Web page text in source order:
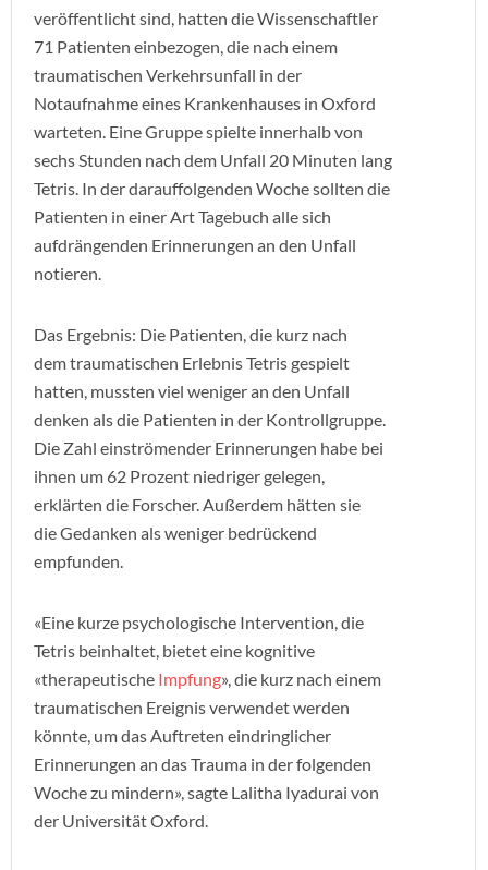
veröffentlicht sind, hatten die Wissenschaftler
71 Patienten einbezogen, die nach einem
traumatischen Verkehrsunfall in der
Notaufnahme eines Krankenhauses in Oxford
warteten. Eine Gruppe spielte innerhalb von
sechs Stunden nach dem Unfall 20 Minuten lang
Tetris. In der darauffolgenden Woche sollten die
Patienten in einer Art Tagebuch alle sich
aufdrängenden Erinnerungen an den Unfall
notieren.
Das Ergebnis: Die Patienten, die kurz nach
dem traumatischen Erlebnis Tetris gespielt
hatten, mussten viel weniger an den Unfall
denken als die Patienten in der Kontrollgruppe.
Die Zahl einströmender Erinnerungen habe bei
ihnen um 62 Prozent niedriger gelegen,
erklärten die Forscher. Außerdem hätten sie
die Gedanken als weniger bedrückend
empfunden.
«Eine kurze psychologische Intervention, die
Tetris beinhaltet, bietet eine kognitive
«therapeutische Impfung», die kurz nach einem
traumatischen Ereignis verwendet werden
könnte, um das Auftreten eindringlicher
Erinnerungen an das Trauma in der folgenden
Woche zu mindern», sagte Lalitha Iyadurai von
der Universität Oxford.